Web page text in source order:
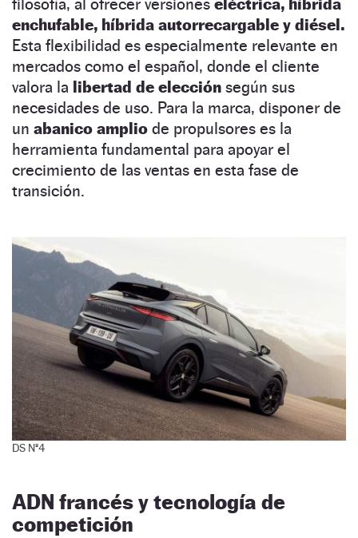
filosofía, al ofrecer versiones eléctrica, híbrida
enchufable, híbrida autorrecargable y diésel.
Esta flexibilidad es especialmente relevante en
mercados como el español, donde el cliente
valora la libertad de elección según sus
necesidades de uso. Para la marca, disponer de
un abanico amplio de propulsores es la
herramienta fundamental para apoyar el
crecimiento de las ventas en esta fase de
transición.
DS Nº4
ADN francés y tecnología de
competición